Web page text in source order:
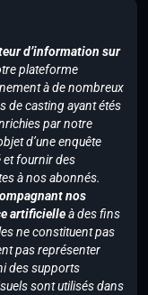
d’information sur
plateforme
à de nombreux
de casting ayant étés
par notre
d’une enquête
et fournir des
à nos abonnés.
nos
artificielleà des fins
ne constituent pas
pas représenter
des supports
sont utilisés dans